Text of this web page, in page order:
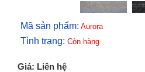
Mã sản phẩm: Aurora
Tình trạng: Còn hàng
Giá: Liên hệ